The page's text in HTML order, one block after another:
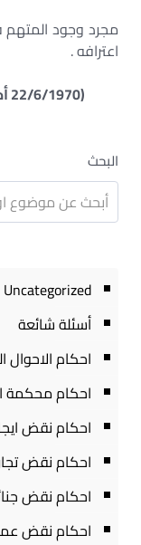
مجرد وجود المتهم
اعترافه .
(22/6/1970 أحكام النقض س21 ق214 ص905) .
البحث
Uncategorized
أسئلة شائعة
احكام
احكام محكمة
احكام نقض
احكام نقض
احكام نقض
احكام نقض